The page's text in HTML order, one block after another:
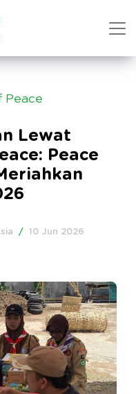
Peace
Lewat
Peace
/ 10 Jun 2026